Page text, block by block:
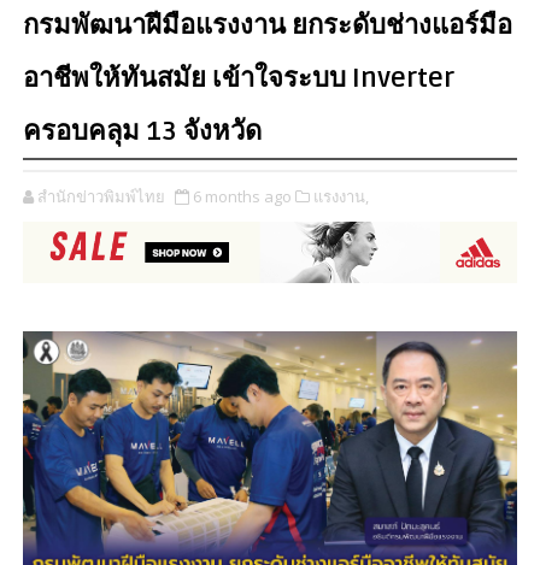
กรมพัฒนาฝีมือแรงงาน ยกระดับช่างแอร์มือ
อาชีพให้ทันสมัย เข้าใจระบบ Inverter
ครอบคลุม 13 จังหวัด
สำนักข่าวพิมพ์ไทย 6 months ago แรงงาน,